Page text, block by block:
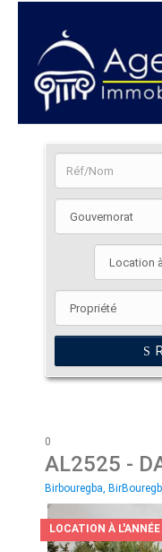
0
AL2525 -
Birbouregba,
LOCATION À L'ANNÉE